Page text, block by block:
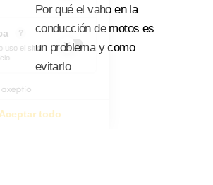
Por qué el vaho en la
conducción de motos es
un problema y como
evitarlo